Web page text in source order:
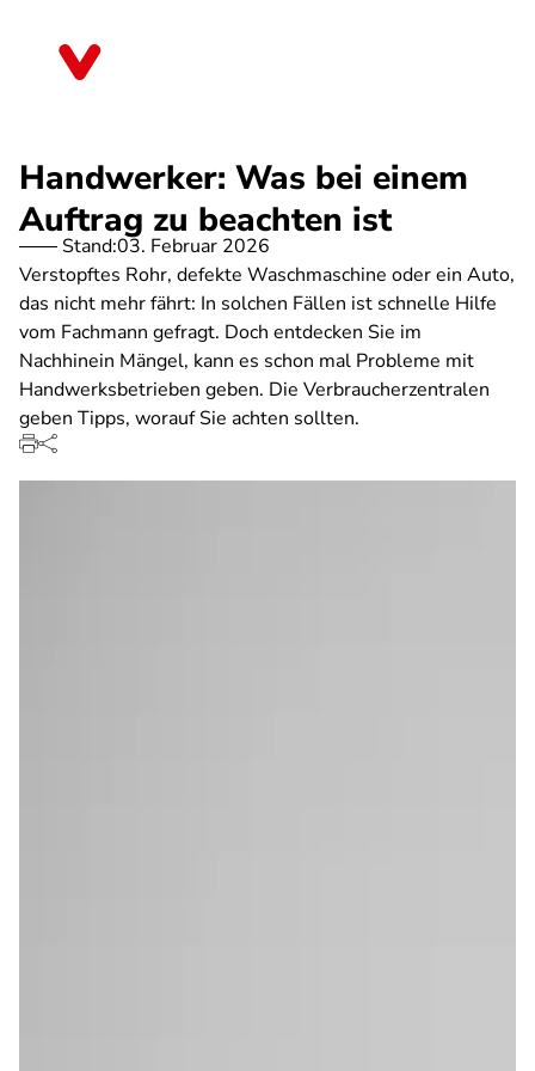
Handwerker: Was bei einem
Auftrag zu beachten ist
Stand:03. Februar 2026
Verstopftes Rohr, defekte Waschmaschine oder ein Auto,
das nicht mehr fährt: In solchen Fällen ist schnelle Hilfe
vom Fachmann gefragt. Doch entdecken Sie im
Nachhinein Mängel, kann es schon mal Probleme mit
Handwerksbetrieben geben. Die Verbraucherzentralen
geben Tipps, worauf Sie achten sollten.